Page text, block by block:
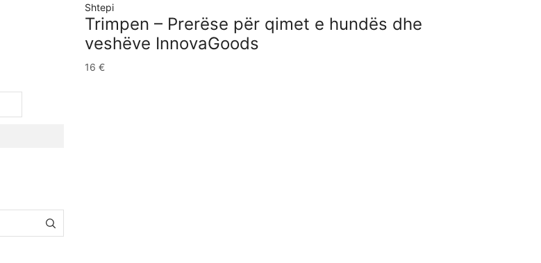
Shtepi
Trimpen – Prerëse për qimet e hundës dhe
veshëve InnovaGoods
16 €